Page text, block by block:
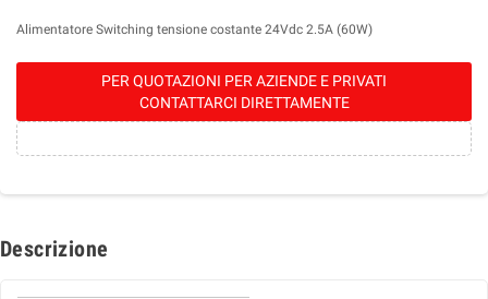
Alimentatore Switching tensione costante 24Vdc 2.5A (60W)
PER QUOTAZIONI PER AZIENDE E PRIVATI
CONTATTARCI DIRETTAMENTE
Descrizione